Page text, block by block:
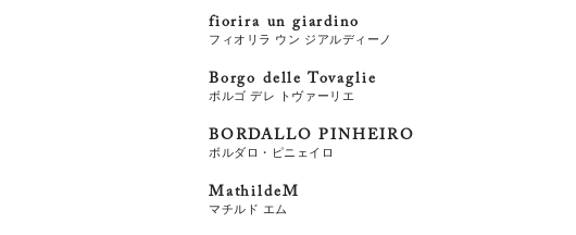
fiorira un giardino
フィオリラ ウン ジアルディーノ
Borgo delle Tovaglie
ボルゴ デレ トヴァーリエ
BORDALLO PINHEIRO
ボルダロ・ピニェイロ
MathildeM
マチルド エム